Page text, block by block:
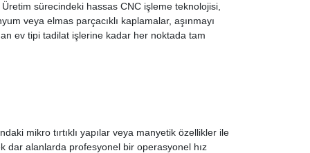
sürecindeki hassas CNC işleme teknolojisi,
veya elmas parçacıklı kaplamalar, aşınmayı
ev tipi tadilat işlerine kadar her noktada tam
mikro tırtıklı yapılar veya manyetik özellikler ile
dar alanlarda profesyonel bir operasyonel hız